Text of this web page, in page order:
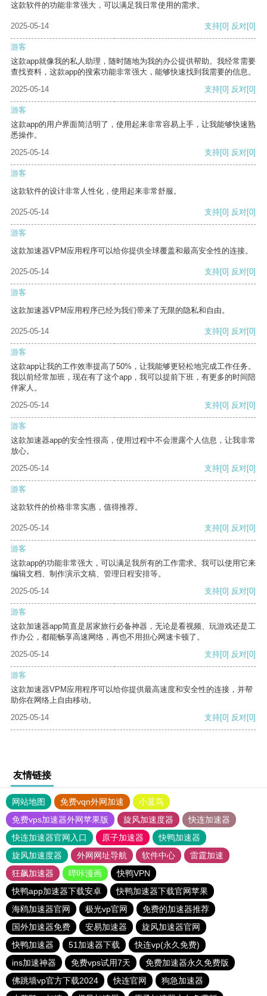
这款软件的功能非常强大，可以满足我日常使用的需求。
2025-05-14 支持[0] 反对[0]
游客
这款app就像我的私人助理，随时随地为我的办公提供帮助。我经常需要
查找资料，这款app的搜索功能非常强大，能够快速找到我需要的信息。
2025-05-14
支持[0] 反对[0]
游客
这款app的用户界面简洁明了，使用起来非常容易上手，让我能够快速熟
悉操作。
2025-05-14
支持[0] 反对[0]
游客
这款软件的设计非常人性化，使用起来非常舒服。
2025-05-14 支持[0] 反对[0]
游客
这款加速器VPM应用程序可以给你提供全球覆盖和最高安全性的连接。
2025-05-14 支持[0] 反对[0]
游客
这款加速器VPM应用程序已经为我们带来了无限的隐私和自由。
2025-05-14 支持[0] 反对[0]
游客
这款app让我的工作效率提高了50%，让我能够更轻松地完成工作任务。
我以前经常加班，现在有了这个app，我可以提前下班，有更多的时间陪
伴家人。
2025-05-14
支持[0] 反对[0]
游客
这款加速器app的安全性很高，使用过程中不会泄露个人信息，让我非常
放心。
2025-05-14
支持[0] 反对[0]
游客
这款软件的价格非常实惠，值得推荐。
2025-05-14 支持[0] 反对[0]
游客
这款app的功能非常强大，可以满足我所有的工作需求。我可以使用它来
编辑文档、制作演示文稿、管理日程安排等。
2025-05-14
支持[0] 反对[0]
游客
这款加速器app简直是居家旅行必备神器，无论是看视频、玩游戏还是工
作办公，都能畅享高速网络，再也不用担心网速卡顿了。
2025-05-14
支持[0] 反对[0]
游客
这款加速器VPM应用程序可以给你提供最高速度和安全性的连接，并帮
助你在网络上自由移动。
2025-05-14
支持[0] 反对[0]
友情链接
网站地图 免费vqn外网加速
小蓝鸟
免费vps加速器外网苹果版
旋风加速度器
快连加速器
快连加速器官网入口
原子加速器
快鸭加速器
旋风加速度器
外网网址导航 软件中心
雷霆加速
狂飙加速器
哔咔漫画
快鸭VPN
快鸭app加速器下载安卓
快鸭加速器下载官网苹果
海鸥加速器官网
极光vp官网
免费的加速器推荐
国外加速器免费
安易加速器
旋风加速器官网
快鸭加速器
51加速器下载
快连vp(永久免费)
ins加速神器
免费vps试用7天
免费加速器永久免费版
佛跳墙vp官方下载2024
快连官网
狗急加速器